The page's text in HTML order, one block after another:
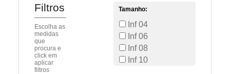
Filtros
Escolha as
medidas
que
procura e
click em
aplicar
filtros
Tamanho:
Inf 04
Inf 06
Inf 08
Inf 10